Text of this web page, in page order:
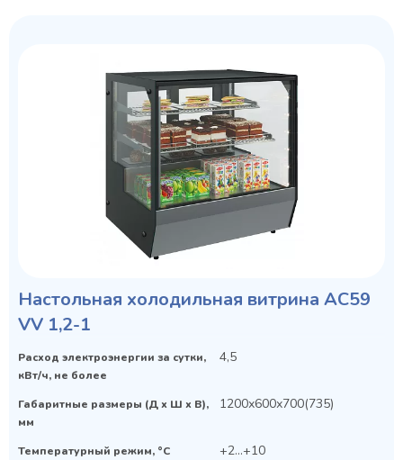
Настольная холодильная витрина AC59
VV 1,2-1
Расход электроэнергии за сутки,
кВт/ч, не более
4,5
Габаритные размеры (Д х Ш х В),
мм
1200х600х700(735)
Температурный режим, °C +2...+10